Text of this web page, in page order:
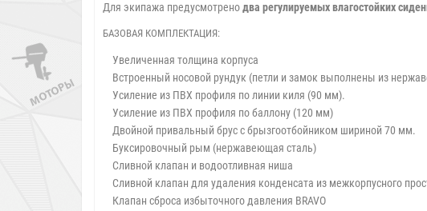
Для экипажа предусмотренодва регулируемых влагостойких
БАЗОВАЯ КОМПЛЕКТАЦИЯ:
Увеличенная толщина корпуса
Встроенный носовой рундук (петли и замок выполнены из
Усиление из ПВХ профиля по линии киля (90 мм).
Усиление из ПВХ профиля по баллону (120 мм)
Двойной привальный брус с брызгоотбойником шириной 70 мм.
Буксировочный рым (нержавеющая сталь)
Сливной клапан и водоотливная ниша
Сливной клапан для удаления конденсата из межкорпусного
Клапан сброса избыточного давления BRAVO